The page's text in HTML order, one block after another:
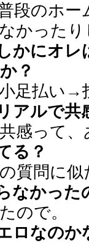
段のホー
かった
かにオ
？
足払い→
アルで
感って、
る？
質問に似
なかった
ので。
ロなのか